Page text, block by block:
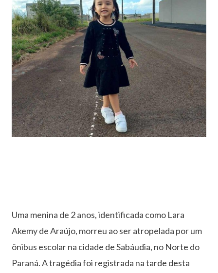
Uma menina de 2 anos, identificada como Lara
Akemy de Araújo, morreu ao ser atropelada por um
ônibus escolar na cidade de Sabáudia, no Norte do
Paraná. A tragédia foi registrada na tarde desta